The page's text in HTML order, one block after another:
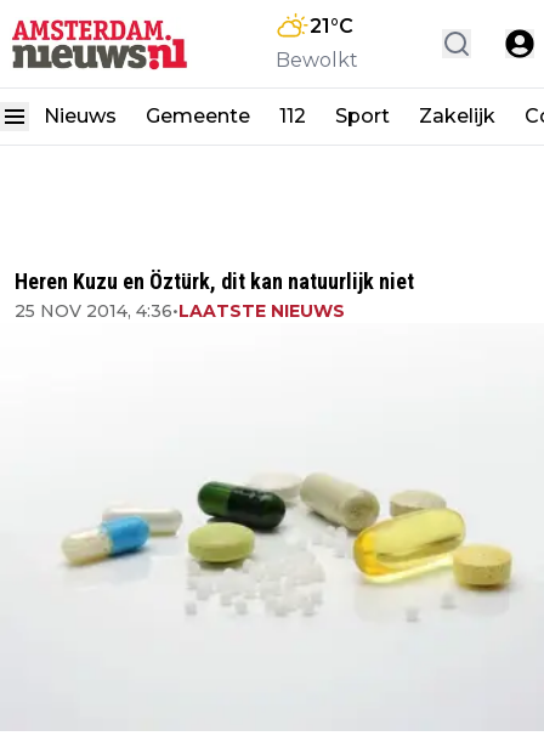
21°C
Bewolkt
Nieuws Gemeente 112 Sport Zakelijk
Heren Kuzu en Öztürk, dit kan natuurlijk niet
25 NOV 2014, 4:36•LAATSTE NIEUWS